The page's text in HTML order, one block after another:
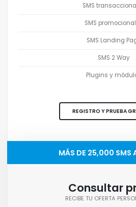
SMS
SMS
SMS Landing
SMS 2 Way
Plugins y
REGISTRO Y PRUEBA
MÁS DE 25,000 SMS
Consultar
RECIBE TU OFERTA